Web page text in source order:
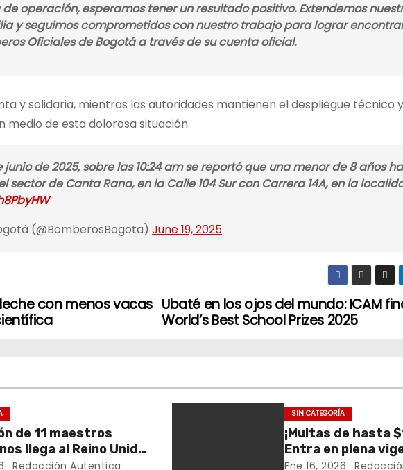
de operación, esperamos tener un resultado positivo. Extendemos
y seguimos comprometidos con nuestro trabajo para lograr
Oficiales de Bogotá a través de su cuenta oficial.
y solidaria, mientras las autoridades mantienen el despliegue técnico
de esta dolorosa situación.
junio de 2025, sobre las 10:24 am se reportó que una menor de 8 años
sector de Canta Rana, en la Calle 104 Sur con Carrera 14A, en la
(@BomberosBogota) June 19, 2025
Ubaté en los ojos del mundo: ICAM
World’s Best School Prizes 2025
con menos vacas
de 11 maestros
llega al Reino Unido:
una destacada
Redacción Autentica
SIN CATEGORÍA
¡Multas de hasta
Entra en plena
contra el Ruido
Ene 16, 2026